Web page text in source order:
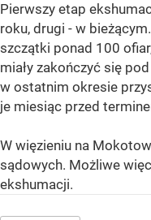
Pierwszy etap
roku, drugi - w
szczątki ponad 100
miały zakończyć się
w ostatnim okresie
je miesiąc przed
W więzieniu na
sądowych. Możliwe
ekshumacji.